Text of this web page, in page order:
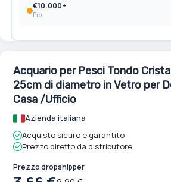
€10.000+
Pro
Acquario per Pesci Tondo
25cm di diametro in Vetro per
Casa /Ufficio
Azienda italiana
Acquisto sicuro e garantito
Prezzo diretto da distributore
Prezzo dropshipper